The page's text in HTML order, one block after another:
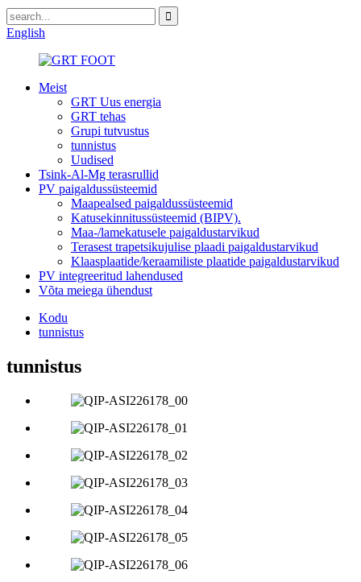
English
Meist
GRT Uus energia
GRT tehas
Grupi tutvustus
tunnistus
Uudised
Tsink-Al-Mg terasrullid
PV paigaldussüsteemid
Maapealsed paigaldussüsteemid
Katusekinnitussüsteemid (BIPV).
Maa-/lamekatusele paigaldustarvikud
Terasest trapetsikujulise plaadi paigaldustarvikud
Klaasplaatide/keraamiliste plaatide paigaldustarvikud
PV integreeritud lahendused
Võta meiega ühendust
Kodu
tunnistus
tunnistus